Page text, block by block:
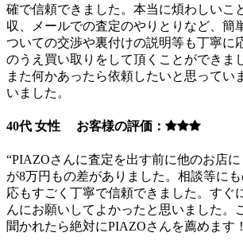
確で信頼できました。本当に煩わしいこ
収、メールでの査定のやりとりなど、簡
ついての交渉や裏付けの説明等も丁寧に
のうえ買い取りをして頂くことができま
また何かあったら依頼したいと思ってい
いました。
40代 女性 お客様の評価：
“PIAZOさんに査定を出す前に他のお店
が8万円もの差がありました。相談等に
応もすごく丁寧で信頼できました。すぐ
んにお願いしてよかったと思いました。
聞かれたら絶対にPIAZOさんを薦めます